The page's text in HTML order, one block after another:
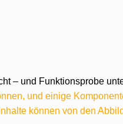
– und Funktionsprobe
und einige
können von den